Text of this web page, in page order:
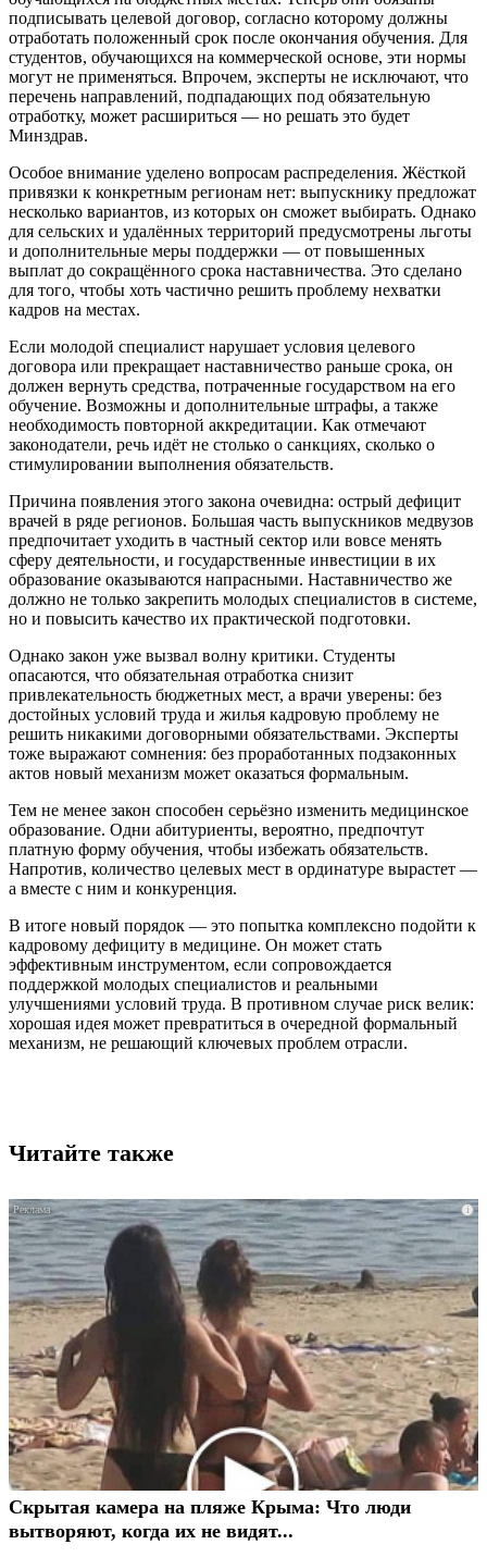
подписывать целевой договор, согласно которому должны
отработать положенный срок после окончания обучения. Для
студентов, обучающихся на коммерческой основе, эти нормы
могут не применяться. Впрочем, эксперты не исключают, что
перечень направлений, подпадающих под обязательную
отработку, может расшириться — но решать это будет
Минздрав.
Особое внимание уделено вопросам распределения. Жёсткой
привязки к конкретным регионам нет: выпускнику предложат
несколько вариантов, из которых он сможет выбирать. Однако
для сельских и удалённых территорий предусмотрены льготы
и дополнительные меры поддержки — от повышенных
выплат до сокращённого срока наставничества. Это сделано
для того, чтобы хоть частично решить проблему нехватки
кадров на местах.
Если молодой специалист нарушает условия целевого
договора или прекращает наставничество раньше срока, он
должен вернуть средства, потраченные государством на его
обучение. Возможны и дополнительные штрафы, а также
необходимость повторной аккредитации. Как отмечают
законодатели, речь идёт не столько о санкциях, сколько о
стимулировании выполнения обязательств.
Причина появления этого закона очевидна: острый дефицит
врачей в ряде регионов. Большая часть выпускников медвузов
предпочитает уходить в частный сектор или вовсе менять
сферу деятельности, и государственные инвестиции в их
образование оказываются напрасными. Наставничество же
должно не только закрепить молодых специалистов в системе,
но и повысить качество их практической подготовки.
Однако закон уже вызвал волну критики. Студенты
опасаются, что обязательная отработка снизит
привлекательность бюджетных мест, а врачи уверены: без
достойных условий труда и жилья кадровую проблему не
решить никакими договорными обязательствами. Эксперты
тоже выражают сомнения: без проработанных подзаконных
актов новый механизм может оказаться формальным.
Тем не менее закон способен серьёзно изменить медицинское
образование. Одни абитуриенты, вероятно, предпочтут
платную форму обучения, чтобы избежать обязательств.
Напротив, количество целевых мест в ординатуре вырастет —
а вместе с ним и конкуренция.
В итоге новый порядок — это попытка комплексно подойти к
кадровому дефициту в медицине. Он может стать
эффективным инструментом, если сопровождается
поддержкой молодых специалистов и реальными
улучшениями условий труда. В противном случае риск велик:
хорошая идея может превратиться в очередной формальный
механизм, не решающий ключевых проблем отрасли.
Читайте также
i
Скрытая камера на пляже Крыма: Что люди
вытворяют, когда их не видят...